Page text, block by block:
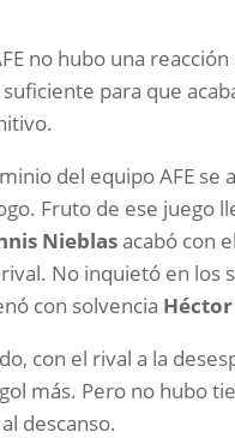
no hubo una
suficiente para que
del equipo AFE
Fruto de ese juego
Nieblasacabó con
No inquietó en
con solvencia Héctor
con el rival a la
más. Pero no hubo
descanso.